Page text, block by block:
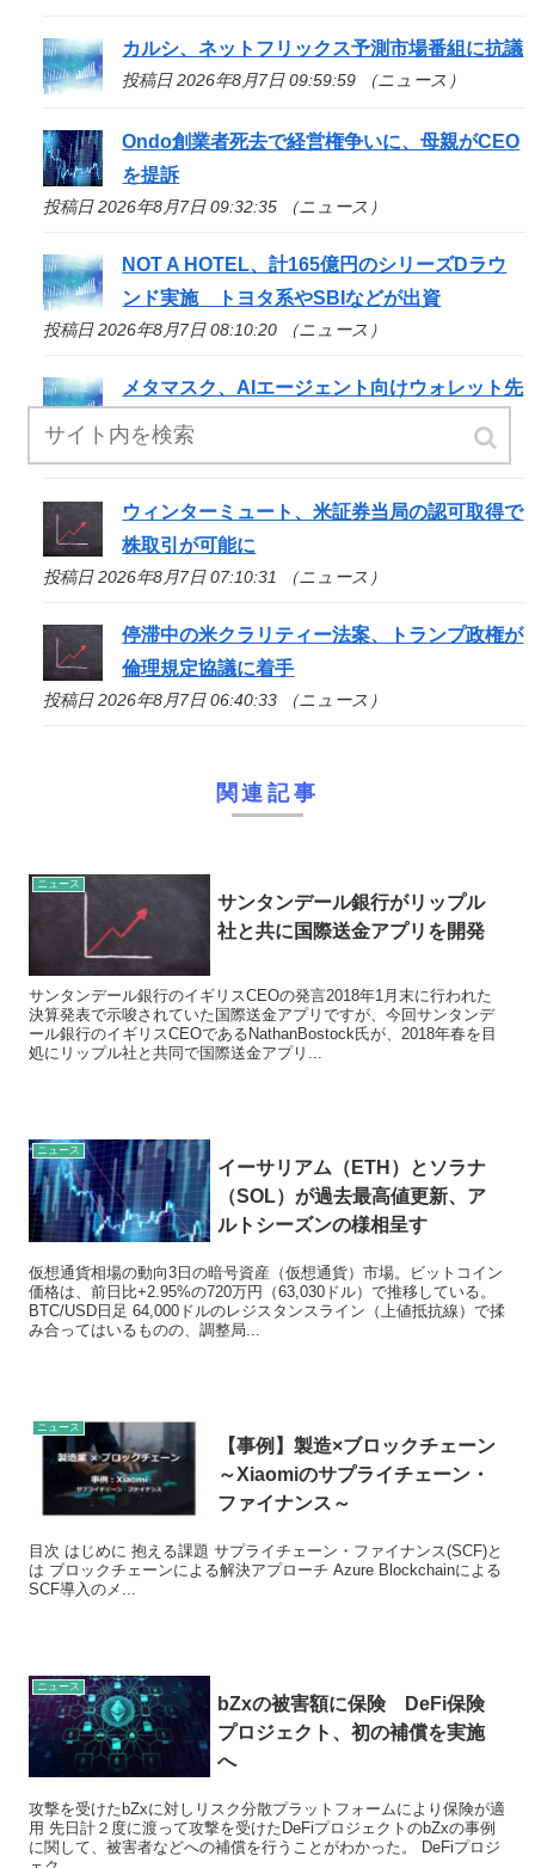
カルシ、ネットフリックス予測市場番組に抗議
投稿日 2026年8月7日 09:59:59 （ニュース）
Ondo創業者死去で経営権争いに、母親がCEO
を提訴
投稿日 2026年8月7日 09:32:35 （ニュース）
NOT A HOTEL、計165億円のシリーズDラウ
ンド実施 トヨタ系やSBIなどが出資
投稿日 2026年8月7日 08:10:20 （ニュース）
メタマスク、AIエージェント向けウォレット先
行公開
ウィンターミュート、米証券当局の認可取得で
株取引が可能に
投稿日 2026年8月7日 07:10:31 （ニュース）
停滞中の米クラリティー法案、トランプ政権が
倫理規定協議に着手
投稿日 2026年8月7日 06:40:33 （ニュース）
関連記事
ニュース
サンタンデール銀行がリップル
社と共に国際送金アプリを開発
サンタンデール銀行のイギリスCEOの発言2018年1月末に行われた
決算発表で示唆されていた国際送金アプリですが、今回サンタンデ
ール銀行のイギリスCEOであるNathanBostock氏が、2018年春を目
処にリップル社と共同で国際送金アプリ...
ニュース
イーサリアム（ETH）とソラナ
（SOL）が過去最高値更新、ア
ルトシーズンの様相呈す
仮想通貨相場の動向3日の暗号資産（仮想通貨）市場。ビットコイン
価格は、前日比+2.95%の720万円（63,030ドル）で推移している。
BTC/USD日足 64,000ドルのレジスタンスライン（上値抵抗線）で揉
み合ってはいるものの、調整局...
ニュース
【事例】製造×ブロックチェーン
～Xiaomiのサプライチェーン・
ファイナンス～
目次 はじめに 抱える課題 サプライチェーン・ファイナンス(SCF)と
は ブロックチェーンによる解決アプローチ Azure Blockchainによる
SCF導入のメ...
ニュース
bZxの被害額に保険 DeFi保険
プロジェクト、初の補償を実施
へ
攻撃を受けたbZxに対しリスク分散プラットフォームにより保険が適
用 先日計２度に渡って攻撃を受けたDeFiプロジェクトのbZxの事例
に関して、被害者などへの補償を行うことがわかった。 DeFiプロジ